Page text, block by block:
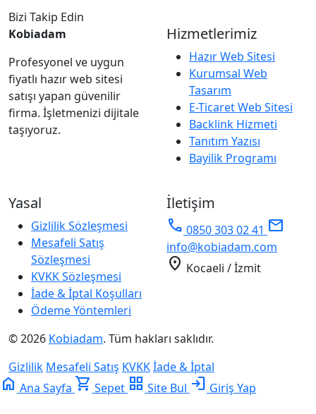
Bizi Takip Edin
Kobiadam
Profesyonel ve uygun
fiyatlı hazır web sitesi
satışı yapan güvenilir
firma. İşletmenizi dijitale
taşıyoruz.
Hizmetlerimiz
Hazır Web Sitesi
Kurumsal Web
Tasarım
E-Ticaret Web Sitesi
Backlink Hizmeti
Tanıtım Yazısı
Bayilik Programı
Yasal
Gizlilik Sözleşmesi
Mesafeli Satış
Sözleşmesi
KVKK Sözleşmesi
İade & İptal Koşulları
Ödeme Yöntemleri
İletişim
phone 0850 303 02 41 mail
info@kobiadam.com
location_on Kocaeli / İzmit
© 2026 Kobiadam. Tüm hakları saklıdır.
Gizlilik Mesafeli Satış KVKKİade & İptal
home Ana Sayfa shopping_cart Sepet grid_view Site Bul login Giriş Yap